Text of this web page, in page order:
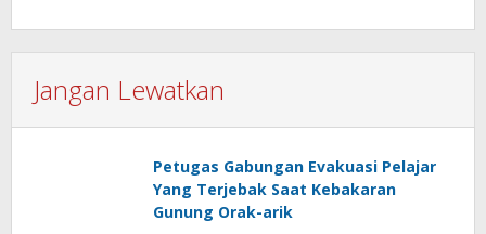
Jangan Lewatkan
Petugas Gabungan Evakuasi Pelajar
Yang Terjebak Saat Kebakaran
Gunung Orak-arik